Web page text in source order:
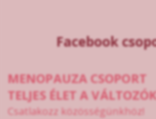
Facebook
MENOPAUZA CSOPORT
TELJES ÉLET A
Csatlakozz közösségünkhöz!